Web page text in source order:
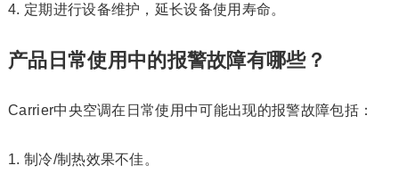
4. 定期进行设备维护，延长设备使用寿命。
产品日常使用中的报警故障有哪些？
Carrier中央空调在日常使用中可能出现的报警故障包括：
1. 制冷/制热效果不佳。